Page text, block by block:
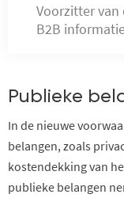
Voorzitter van
B2B
Publieke
In de nieuwe
belangen, zoals
kostendekking van
publieke belangen